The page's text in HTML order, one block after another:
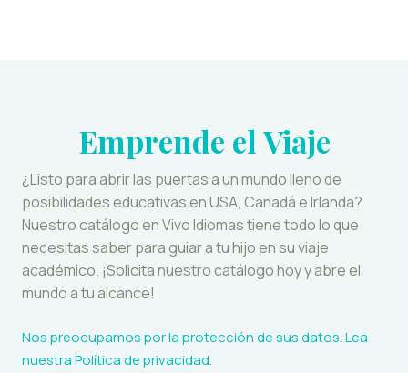
Emprende el Viaje
¿Listo para abrir las puertas a un mundo lleno de
posibilidades educativas en USA, Canadá e Irlanda?
Nuestro catálogo en Vivo Idiomas tiene todo lo que
necesitas saber para guiar a tu hijo en su viaje
académico. ¡Solicita nuestro catálogo hoy y abre el
mundo a tu alcance!
Nos preocupamos por la protección de sus datos. Lea
nuestraPolítica de privacidad.